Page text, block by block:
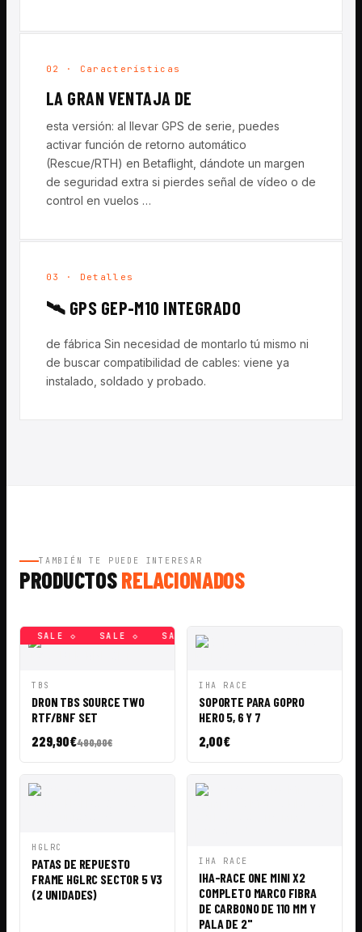
02 · Características
LA GRAN VENTAJA DE
esta versión: al llevar GPS de serie, puedes
activar función de retorno automático
(Rescue/RTH) en Betaflight, dándote un margen
de seguridad extra si pierdes señal de vídeo o de
control en vuelos …
03 · Detalles
🛰️ GPS GEP-M10 INTEGRADO
de fábrica Sin necesidad de montarlo tú mismo ni
de buscar compatibilidad de cables: viene ya
instalado, soldado y probado.
TAMBIÉN TE PUEDE INTERESAR
PRODUCTOSRELACIONADOS
SALE ◇ SALE ◇ SALE ◇
VISTA
TBS
DRON TBS SOURCE TWO
RTF/BNF SET
229,90€490,00€
VISTA
IHA RACE
SOPORTE PARA GOPRO
HERO 5, 6 Y 7
2,00€
VISTA
HGLRC
PATAS DE REPUESTO
FRAME HGLRC SECTOR 5 V3
(2 UNIDADES)
VISTA
IHA RACE
IHA-RACE ONE MINI X2
COMPLETO MARCO FIBRA
DE CARBONO DE 110 MM Y
PALA DE 2"